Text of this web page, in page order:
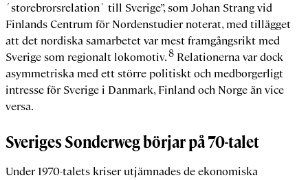
´storebrorsrelation´ till Sverige”, som Johan Strang vid
Finlands Centrum för Nordenstudier noterat, med tillägget
att det nordiska samarbetet var mest framgångsrikt med
Sverige som regionalt lokomotiv.8 Relationerna var dock
asymmetriska med ett större politiskt och medborgerligt
intresse för Sverige i Danmark, Finland och Norge än vice
versa.
Sveriges Sonderweg börjar på 70-talet
Under 1970-talets kriser utjämnades de ekonomiska